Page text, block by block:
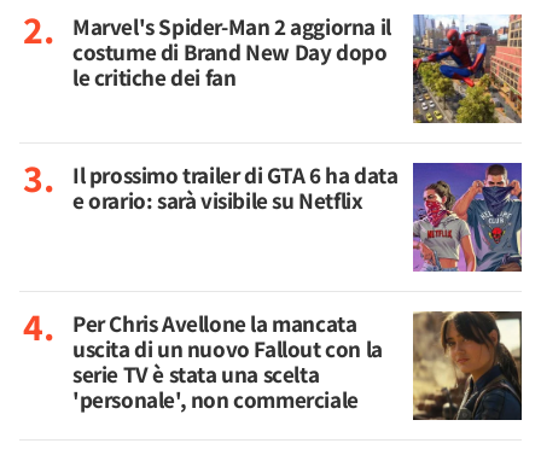
Marvel's Spider-Man 2 aggiorna il
costume di Brand New Day dopo
le critiche dei fan
Il prossimo trailer di GTA 6 ha data
e orario: sarà visibile su Netflix
Per Chris Avellone la mancata
uscita di un nuovo Fallout con la
serie TV è stata una scelta
'personale', non commerciale